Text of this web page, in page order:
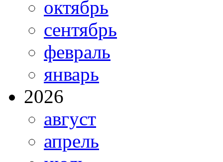
октябрь
сентябрь
февраль
январь
2026
август
апрель